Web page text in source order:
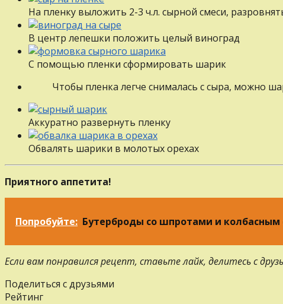
На пленку выложить 2-3 ч.л. сырной смеси,
В центр лепешки положить целый виноград
С помощью пленки сформировать шарик
Чтобы пленка легче снималась с сыра, можно
Аккуратно развернуть пленку
Обвалять шарики в молотых орехах
Приятного аппетита!
Попробуйте: Бутерброды со шпротами и колбасным
Если вам понравился рецепт, ставьте лайк, делитесь с
Поделиться с друзьями
Рейтинг